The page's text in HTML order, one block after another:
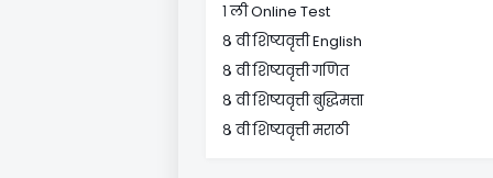
१ ली Online Test
८ वी शिष्यवृत्ती English
८ वी शिष्यवृत्ती गणित
८ वी शिष्यवृत्ती बुद्धिमत्ता
८ वी शिष्यवृत्ती मराठी